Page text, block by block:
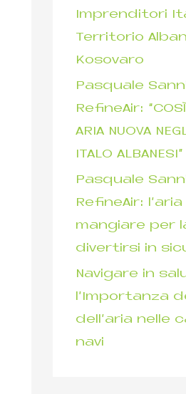
Imprenditori
Territorio
Kosovaro
Pasquale
RefineAir:
ARIA NUOVA
ITALO ALBANESI”
Pasquale
RefineAir:
mangiare per
divertirsi in
Navigare in
l’Importanza
dell’aria nelle
navi